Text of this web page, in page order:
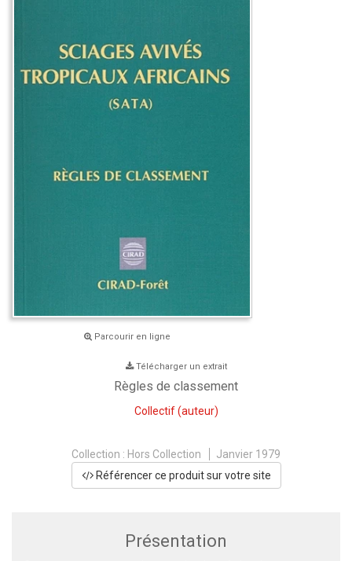
Parcourir en ligne
Télécharger un extrait
Règles de classement
Collectif(auteur)
Collection : Hors Collection
Janvier 1979
Référencer ce produit sur votre site
Présentation